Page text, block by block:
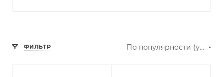
ФИЛЬТР По популярности (убывание)